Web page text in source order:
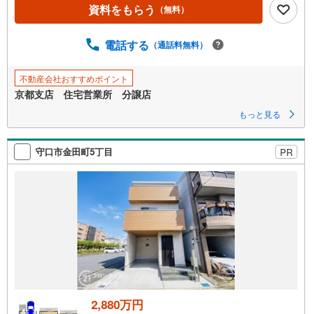
ジ
存
す
る
資料をもらう （無料）
電話する （通話料無料）
不動産会社おすすめポイント
京都支店 住宅営業所 分譲店
もっと見る
守口市金田町5丁目 PR
2,880万円